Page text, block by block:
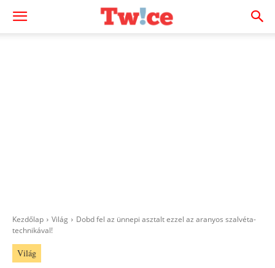
Kezdőlap Világ
Dobd fel az ünnepi asztalt ezzel az aranyos szalvéta-
technikával!
Világ